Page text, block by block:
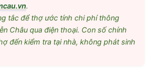
.
tắc để thợ ước tính chi phí thông
Châu qua điện thoại. Con số chính
đến kiểm tra tại nhà, không phát sinh